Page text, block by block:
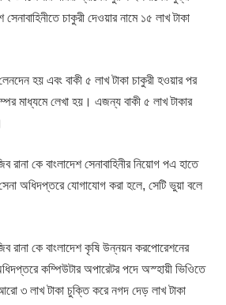
চাকুরী দেওয়ার নামে ১৫ লাখ টাকা
হয় এবং বাকী ৫ লাখ টাকা চাকুরী হওয়ার পর
মাধ্যমে লেখা হয়। এজন্য বাকী ৫ লাখ টাকার
রানা কে বাংলাদেশ সেনাবাহিনীর নিয়োগ পএ হাতে
অধিদপ্তরে যোগাযোগ করা হলে, সেটি ভুয়া বলে
কে বাংলাদেশ কৃষি উন্নয়ন করপোরেশনের
কম্পিউটার অপারেটর পদে অস্হায়ী ভিওিতে
৩ লাখ টাকা চুক্তি করে নগদ দেড় লাখ টাকা